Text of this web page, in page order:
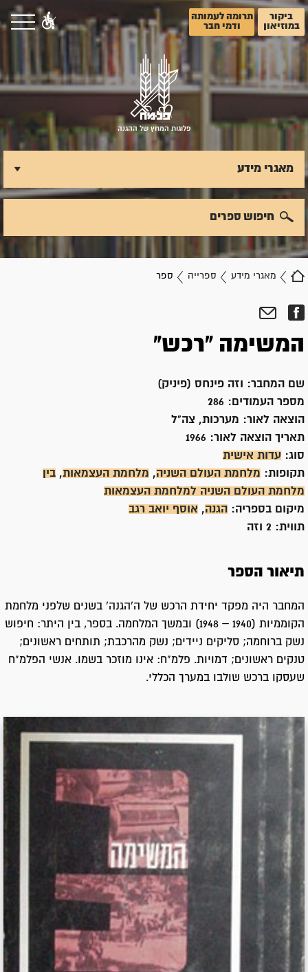
ביקור
במוזיאון
תרומה לעמותה
ודמי חבר
פלוגות המחץ של ההגנה
מאגרי מידע ספרייה ספר
מאגרי מידע
חיפוש ספרים
המשימה "רכש"
שם המחבר:
וזה פינחס (פיניק)
מספר העמודים: 286
הוצאה לאור: מערכות, צה"ל
תאריך הוצאה לאור:
סוג: עדות אישית
תקופות: מלחמת העולם השניה, מלחמת העצמאות, בין
מלחמת העולם השניה למלחמת העצמאות
מיקום בספריה:
הגנה, אוסף יואב רגב
תווית: 2 וזה
תיאור הספר
המחבר היה מפקד יחידת הרכש של ה'הגנה' בשנים שלפני מלחמת
הקוממיות (1940 – 1948) ובמשך המלחמה. בספר, בין היתר: חיפוש
נשק ברוחמה; סליקים ניידים; נשק מהרכבת; תותחים ראשונים;
טנקים ראשונים; דמויות. פלמ"ח: אינו מוזכר בשמו. אנשי הפלמ"ח
שעסקו ברכש שולבו במערך הכללי.